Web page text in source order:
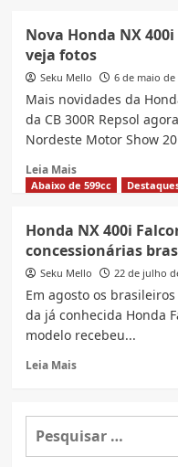
Nova Honda NX
veja fotos
Seku Mello 6 de maio de
Mais novidades da
da CB 300R Repsol
Nordeste Motor Show
Leia MaisRead
more
Honda
NX
400i
Falcon
Edition
2014
Abaixo de 599cc
Honda NX 400i
concessionárias
Seku Mello 22 de julho
Em agosto os
da já conhecida Honda
modelo recebeu...
Leia MaisRead
Honda
NX
Pesquisar
por: